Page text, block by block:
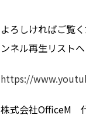
よろしければご覧
ンネル再生リストへ
https://
株式会社OfficeM